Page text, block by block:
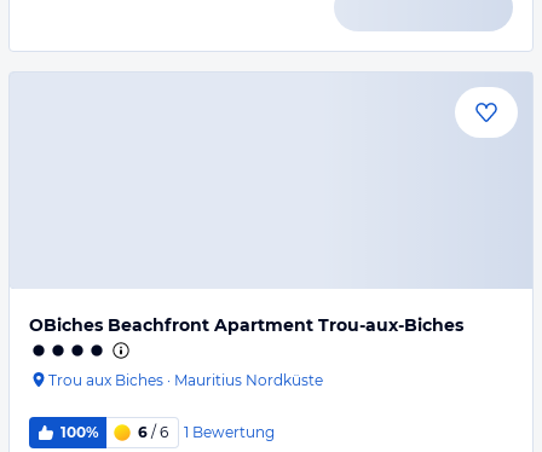
OBiches Beachfront Apartment Trou-aux-Biches
Trou aux Biches · Mauritius Nordküste
100% 6 / 6 1 Bewertung